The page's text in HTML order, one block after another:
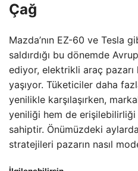
Çağ
Mazda’nın EZ-60 ve Tesla
saldırdığı bu dönemde
ediyor, elektrikli araç
yaşıyor. Tüketiciler daha
yenilikle karşılaşırken,
yeniliği hem de
sahiptir. Önümüzdeki
stratejileri pazarın nasıl